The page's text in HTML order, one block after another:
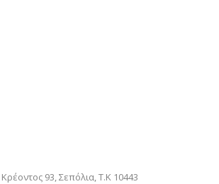
Κρέοντος 93, Σεπόλια, Τ.Κ 10443